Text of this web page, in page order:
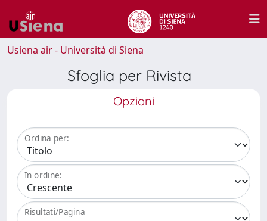
Usiena air - Università di Siena
Sfoglia per Rivista
Opzioni
Ordina per:
In ordine:
Risultati/Pagina